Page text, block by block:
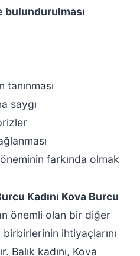
bulundurulması
tanınması
saygı
öneminin farkında olmak
Kadını Kova Burcu
önemli olan bir diğer
ihtiyaçlarını
Balık kadını, Kova